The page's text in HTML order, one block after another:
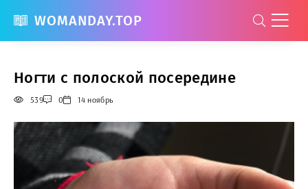
WOMANDAY.TOP
Ногти с полоской посередине
539 0 14 ноябрь